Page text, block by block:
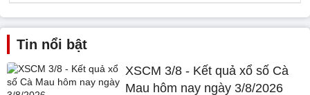
Tin nổi bật
XSCM 3/8 - Kết quả xổ số Cà
Mau hôm nay ngày 3/8/2026